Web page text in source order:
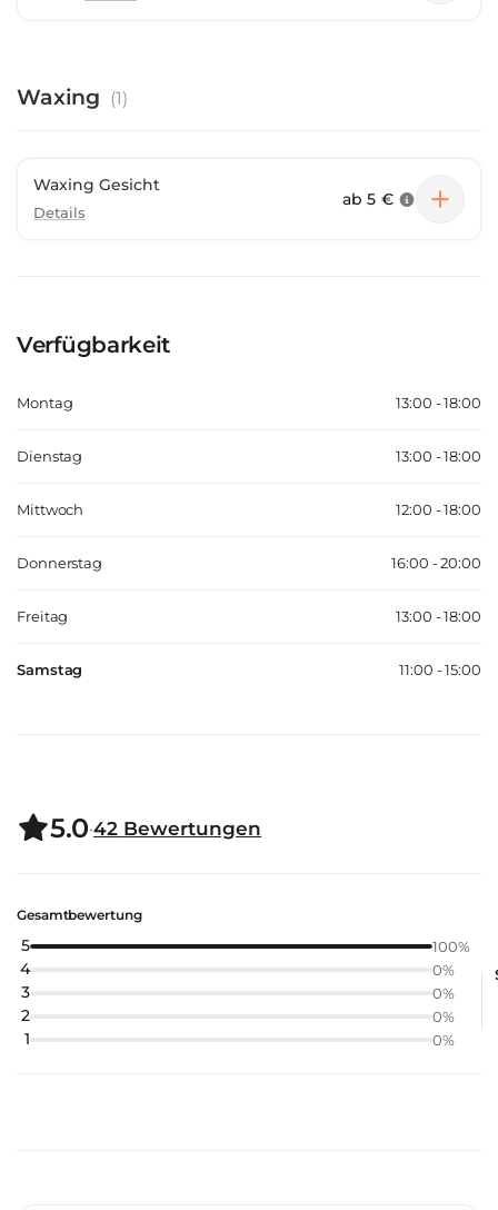
Waxing (1)
Waxing Gesicht
Details
ab5 €
Verfügbarkeit
Montag 13:00 - 18:00
Dienstag 13:00 - 18:00
Mittwoch 12:00 - 18:00
Donnerstag 16:00 - 20:00
Freitag 13:00 - 18:00
Samstag 11:00 - 15:00
5.0·42 Bewertungen
Gesamtbewertung
5 100%
4 0%
3 0%
2 0%
1 0%